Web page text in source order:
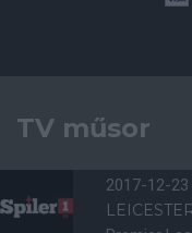
TV műsor
2017-12-23